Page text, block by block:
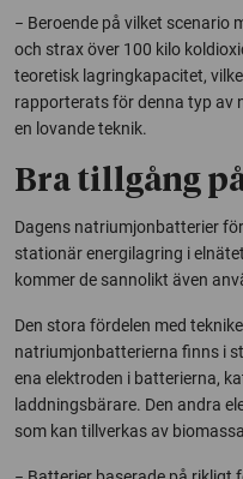
− Beroende på vilket scenario
och strax över 100 kilo
teoretisk lagringkapacitet,
rapporterats för denna typ av
en lovande teknik.
Bra tillgång
Dagens natriumjonbatterier
stationär energilagring i
kommer de sannolikt även
Den stora fördelen med
natriumjonbatterierna finns i
ena elektroden i batterierna,
laddningsbärare. Den andra
som kan tillverkas av